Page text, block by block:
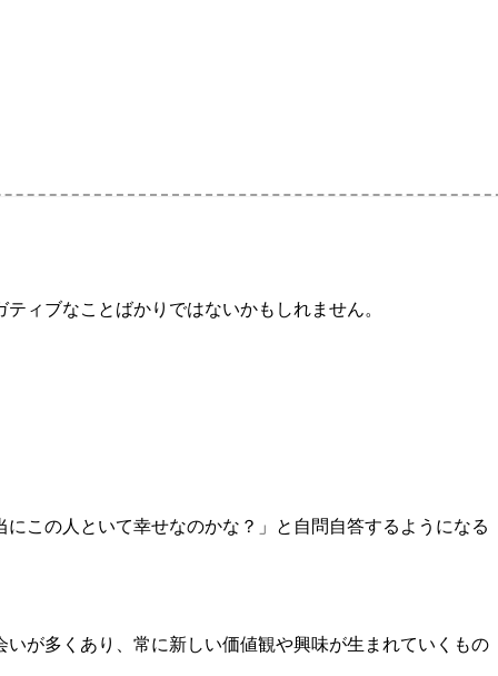
ィブなことばかりではないかもしれません。
この人といて幸せなのかな？」と自問自答するようになる
が多くあり、常に新しい価値観や興味が生まれていくもの